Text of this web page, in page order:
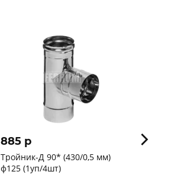
885 p
Тройник-Д 90* (430/0,5 мм)
ф125 (1уп/4шт)
3